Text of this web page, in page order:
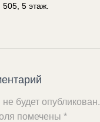
5 этаж.
будет опубликован.
помечены *